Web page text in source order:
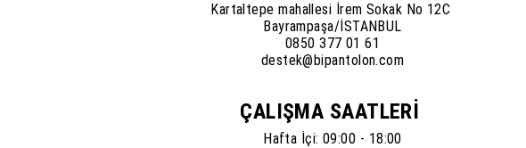
Kartaltepe mahallesi İrem Sokak No 12C
Bayrampaşa/İSTANBUL
0850 377 01 61
destek@bipantolon.com
ÇALIŞMA SAATLERİ
Hafta İçi: 09:00 - 18:00